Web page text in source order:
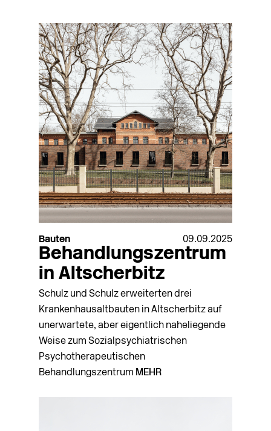
Bauten 09.09.2025
Behandlungszentrum
in Altscherbitz
Schulz und Schulz erweiterten drei
Krankenhausaltbauten in Altscherbitz auf
unerwartete, aber eigentlich naheliegende
Weise zum Sozialpsychiatrischen
Psychotherapeutischen
Behandlungszentrum MEHR